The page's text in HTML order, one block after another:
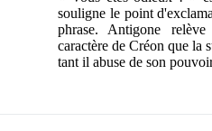
souligne le point
phrase. Antigone
caractère de Créon que la
tant il abuse de son